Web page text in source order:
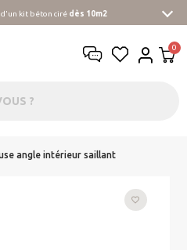
d'un kit béton ciré dès 10m2
angle intérieur saillant
favorite_border